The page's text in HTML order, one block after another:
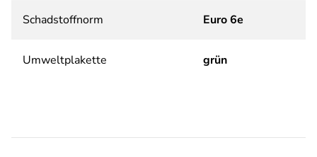
Schadstoffnorm Euro 6e
Umweltplakette grün